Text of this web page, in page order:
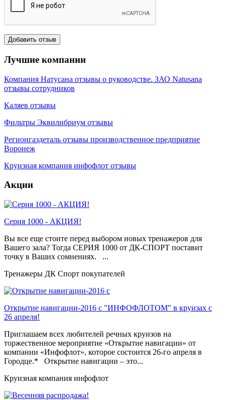
Лучшие компании
Компания Натусана отзывы о руководстве. ЗАО Natusana
отзывы сотрудников
Каляев отзывы
Фильтры Эквилибриум отзывы
Регионгаздеталь отзывы производственное предприятие
Воронеж
Круизная компания инфофлот отзывы
Акции
Серия 1000 - АКЦИЯ!
Вы все еще стоите перед выбором новых тренажеров для
Вашего зала? Тогда СЕРИЯ 1000 от ДК-СПОРТ поставит
точку в Ваших сомнениях. ...
Тренажеры ДК Спорт покупателей
Открытие навигации-2016 с "ИНФОФЛОТОМ" в круизах с
26 апреля!
Приглашаем всех любителей речных круизов на
торжественное мероприятие «Открытие навигации» от
компании «Инфофлот», которое состоится 26-го апреля в
Городце.* Открытие навигации – это...
Круизная компания инфофлот